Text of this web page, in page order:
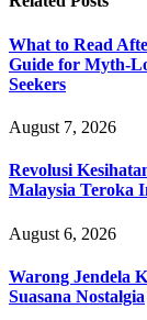
What to Read
Guide for Myth-
Seekers
August 7, 2026
Revolusi
Malaysia Teroka
August 6, 2026
Warong Jendela
Suasana Nostalgia